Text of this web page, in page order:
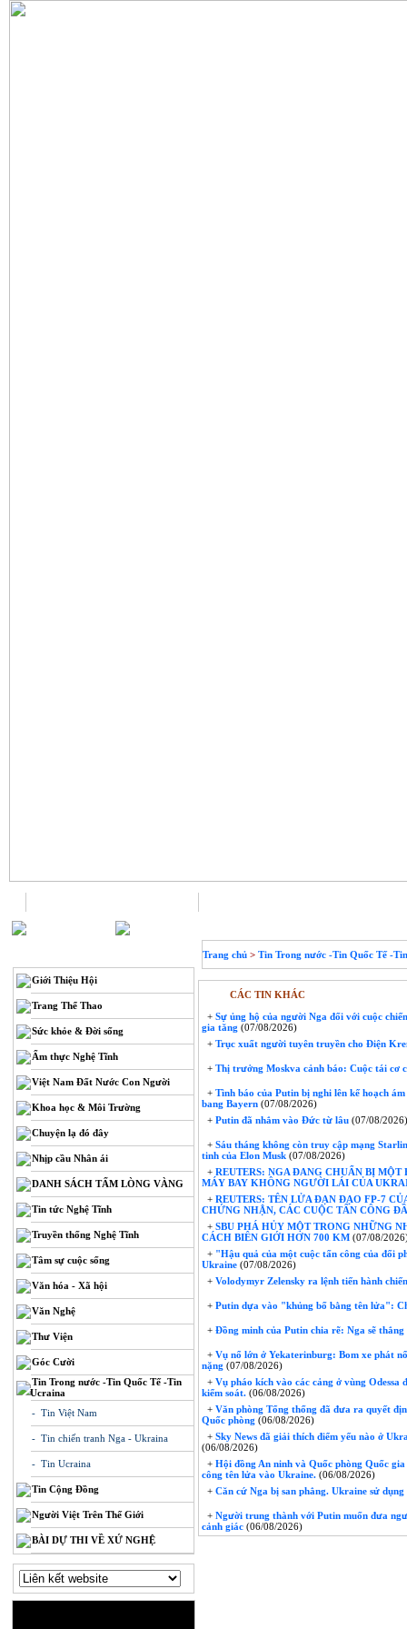
Giới Thiệu Hội
Trang Thể Thao
Sức khỏe & Đời sống
Ẩm thực Nghệ Tĩnh
Việt Nam Đất Nước Con Người
Khoa học & Môi Trường
Chuyện lạ đó đây
Nhịp cầu Nhân ái
DANH SÁCH TẤM LÒNG VÀNG
Tin tức Nghệ Tĩnh
Truyền thống Nghệ Tĩnh
Tâm sự cuộc sống
Văn hóa - Xã hội
Văn Nghệ
Thư Viện
Góc Cười
Tin Trong nước -Tin Quốc Tế -Tin
Ucraina
- Tin Việt Nam
- Tin chiến tranh Nga - Ukraina
- Tin Ucraina
Tin Cộng Đồng
Người Việt Trên Thế Giới
BÀI DỰ THI VỀ XỨ NGHỆ
Trang chủ > Tin Trong nước -Tin Quốc Tế -
CÁC TIN KHÁC
+ Sự ủng hộ của người Nga đối với cuộc
gia tăng (07/08/2026)
+ Trục xuất người tuyên truyền cho Điện
+ Thị trưởng Moskva cảnh báo: Cuộc tái cơ
+ Tình báo của Putin bị nghi lên kế hoạch
bang Bayern (07/08/2026)
+ Putin đã nhắm vào Đức từ lâu (07/08/
+ Sáu tháng không còn truy cập mạng
tinh của Elon Musk (07/08/2026)
+ REUTERS: NGA ĐANG CHUẨN BỊ
MÁY BAY KHÔNG NGƯỜI LÁI CỦA
+ REUTERS: TÊN LỬA ĐẠN ĐẠO FP-7
CHỨNG NHẬN, CÁC CUỘC TẤN CÔNG
+ SBU PHÁ HỦY MỘT TRONG NHỮNG
CÁCH BIÊN GIỚI HƠN 700 KM (07/08/
+ "Hậu quả của một cuộc tấn công của đối
Ukraine (07/08/2026)
+ Volodymyr Zelensky ra lệnh tiến hành
+ Putin dựa vào "khủng bố bằng tên lửa":
+ Đồng minh của Putin chia rẽ: Nga sẽ
+ Vụ nổ lớn ở Yekaterinburg: Bom xe phát
nặng (07/08/2026)
+ Vụ pháo kích vào các cảng ở vùng
kiểm soát. (06/08/2026)
+ Văn phòng Tổng thống đã đưa ra quyết
Quốc phòng (06/08/2026)
+ Sky News đã giải thích điểm yếu nào ở
(06/08/2026)
+ Hội đồng An ninh và Quốc phòng Quốc
công tên lửa vào Ukraine. (06/08/2026)
+ Căn cứ Nga bị san phẳng. Ukraine sử
+ Người trung thành với Putin muốn đưa
cảnh giác (06/08/2026)